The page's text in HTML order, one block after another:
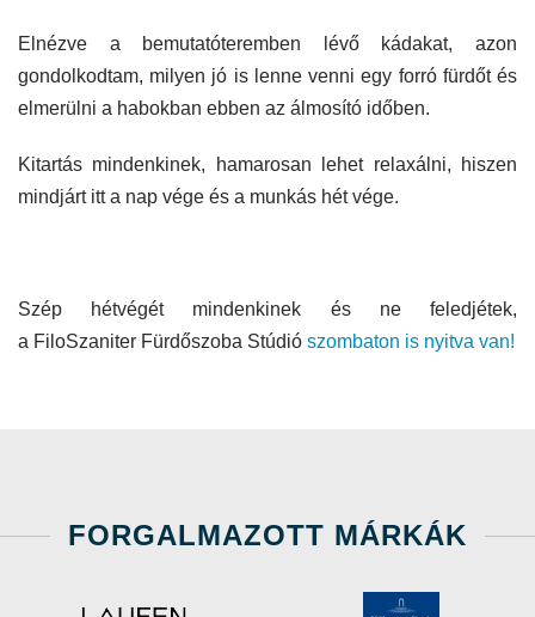
Elnézve a bemutatóteremben lévő kádakat, azon
gondolkodtam, milyen jó is lenne venni egy forró fürdőt és
elmerülni a habokban ebben az álmosító időben.
Kitartás mindenkinek, hamarosan lehet relaxálni, hiszen
mindjárt itt a nap vége és a munkás hét vége.
Szép hétvégét mindenkinek és ne feledjétek,
a FiloSzaniter Fürdőszoba Stúdió szombaton is nyitva van!
FORGALMAZOTT MÁRKÁK